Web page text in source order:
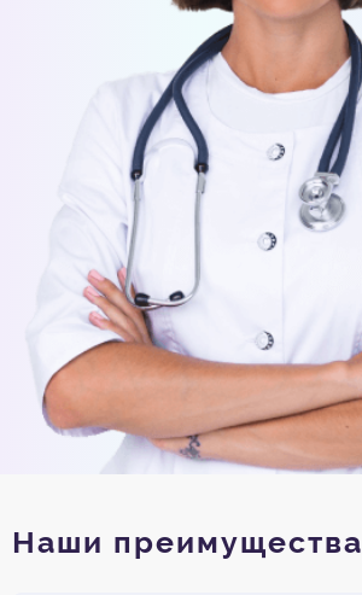
Наши преимущества